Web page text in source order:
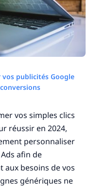
publicités Google
vos simples clics
réussir en 2024,
personnaliser
afin de
aux besoins de vos
génériques ne